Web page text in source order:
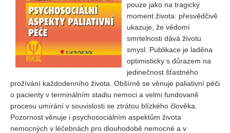
Vydání 1/ 2021
Vydání 3-4/ 2020
Vydání 1-2/ 2020
Vydání 3-4/ 2019
Vydání 1-2/ 2019
Vydání 2-3/2018
Vydání 1-2018
pouze jako na tragický
moment života: přesvědčivě
ukazuje, že vědomí
smrtelnosti dává životu
smysl. Publikace je laděna
optimisticky s důrazem na
jedinečnost šťastného
prožívání každodenního života. Obšírně se věnuje paliativní péči
o pacienty v terminálním stadiu nemoci a velmi fundovaně
procesu umírání v souvislosti se ztrátou blízkého člověka.
Pozornost věnuje i psychosociálním aspektům života
nemocných v léčebnách pro dlouhodobě nemocné a v